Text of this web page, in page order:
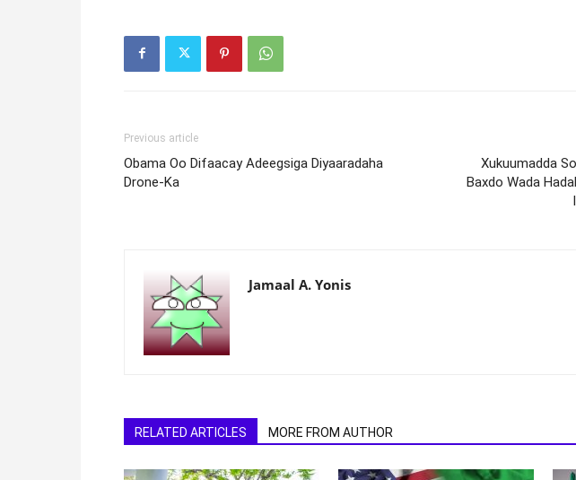
Previous article
Obama Oo Difaacay Adeegsiga Diyaaradaha
Drone-Ka
Xukuumadda
Baxdo Wada
Jamaal A. Yonis
RELATED ARTICLES MORE FROM AUTHOR